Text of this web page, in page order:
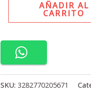
AÑADIR AL
CARRITO
SKU:3282770205671